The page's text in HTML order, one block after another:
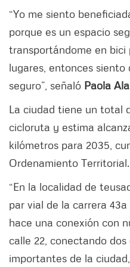
“Yo me siento
porque es un espacio
transportándome en
lugares, entonces siento
seguro”, señaló Paola
La ciudad tiene un total
cicloruta y estima
kilómetros para 2035,
Ordenamiento Territorial.
“En la localidad de
par vial de la carrera
hace una conexión con
calle 22, conectando
importantes de la